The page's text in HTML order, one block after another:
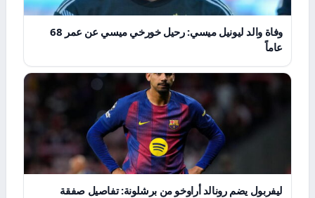
وفاة والد ليونيل ميسي: رحيل خورخي ميسي عن عمر 68
عاماً
ليفربول يضم رونالد أراوخو من برشلونة: تفاصيل صفقة